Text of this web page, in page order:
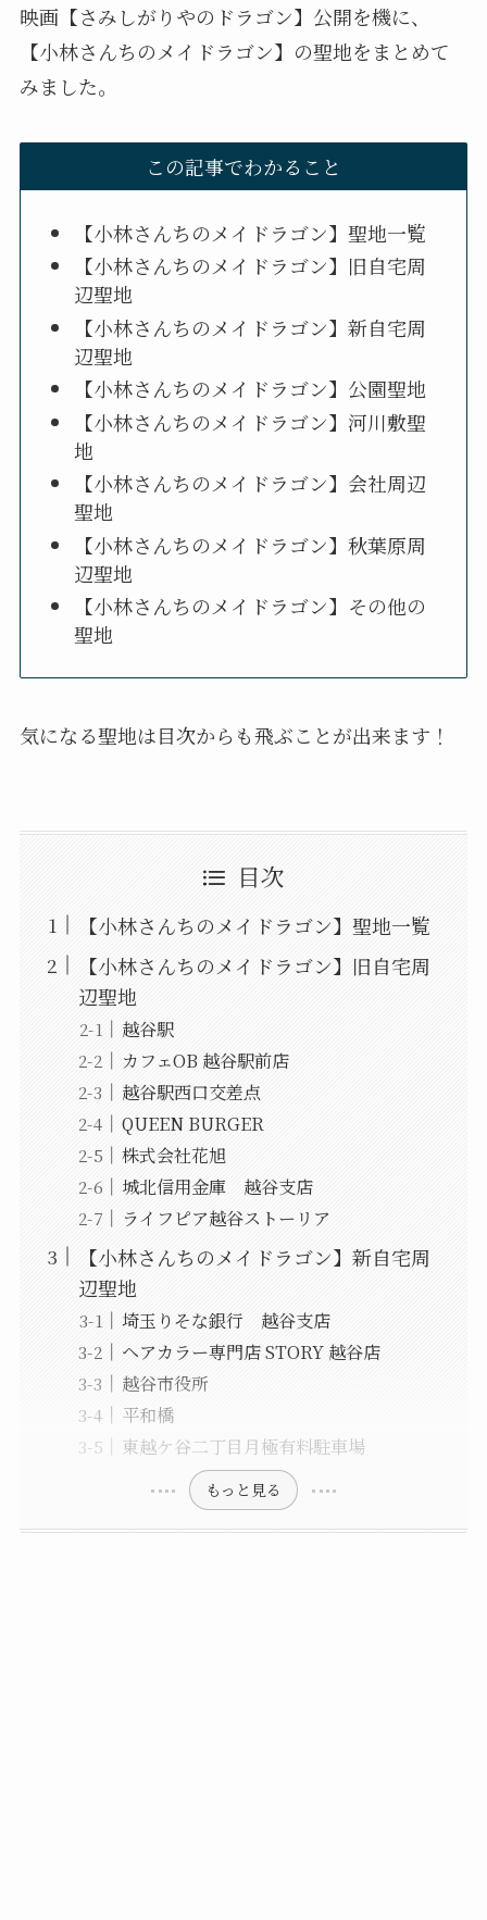
映画【さみしがりやのドラゴン】公開を機に、
【小林さんちのメイドラゴン】の聖地をまとめて
みました。
この記事でわかること
【小林さんちのメイドラゴン】聖地一覧
【小林さんちのメイドラゴン】旧自宅周
辺聖地
【小林さんちのメイドラゴン】新自宅周
辺聖地
【小林さんちのメイドラゴン】公園聖地
【小林さんちのメイドラゴン】河川敷聖
地
【小林さんちのメイドラゴン】会社周辺
聖地
【小林さんちのメイドラゴン】秋葉原周
辺聖地
【小林さんちのメイドラゴン】その他の
聖地
気になる聖地は目次からも飛ぶことが出来ます！
目次
【小林さんちのメイドラゴン】聖地一覧
【小林さんちのメイドラゴン】旧自宅周
辺聖地
越谷駅
カフェOB 越谷駅前店
越谷駅西口交差点
QUEEN BURGER
株式会社花旭
城北信用金庫 越谷支店
ライフピア越谷ストーリア
【小林さんちのメイドラゴン】新自宅周
辺聖地
埼玉りそな銀行 越谷支店
ヘアカラー専門店 STORY 越谷店
越谷市役所
平和橋
東越ケ谷二丁目月極有料駐車場
もっと見る